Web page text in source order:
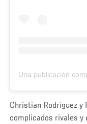
Christian Rodríguez y
complicados rivales